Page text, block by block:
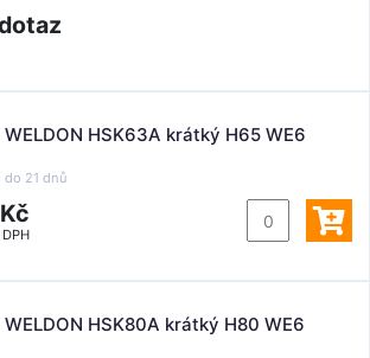
HSK63A krátký H65 WE6
do 21 dnů
HSK80A krátký H80 WE6